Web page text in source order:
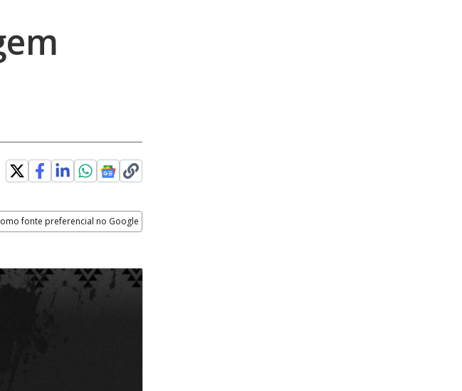
fonte preferencial no Google